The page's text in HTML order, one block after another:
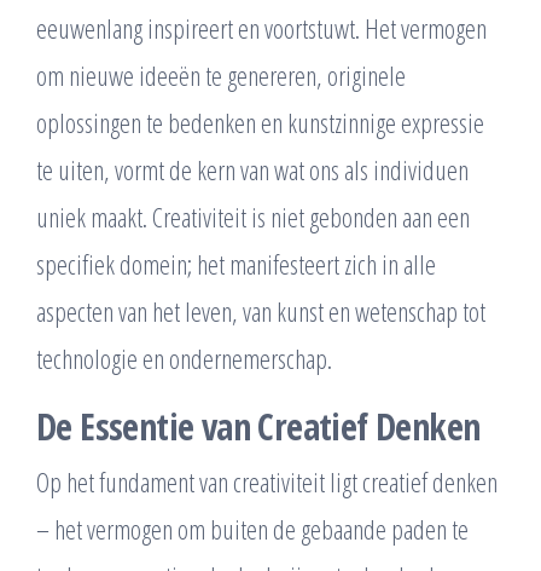
eeuwenlang inspireert en voortstuwt. Het vermogen
om nieuwe ideeën te genereren, originele
oplossingen te bedenken en kunstzinnige expressie
te uiten, vormt de kern van wat ons als individuen
uniek maakt. Creativiteit is niet gebonden aan een
specifiek domein; het manifesteert zich in alle
aspecten van het leven, van kunst en wetenschap tot
technologie en ondernemerschap.
De Essentie van Creatief Denken
Op het fundament van creativiteit ligt creatief denken
– het vermogen om buiten de gebaande paden te